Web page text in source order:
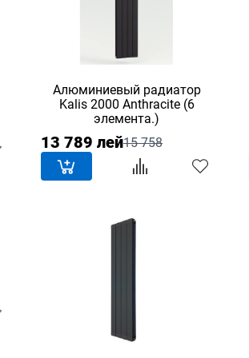
Алюминиевый радиатор
Kalis 2000 Anthracite (6
элемента.)
13 789 лей15 758